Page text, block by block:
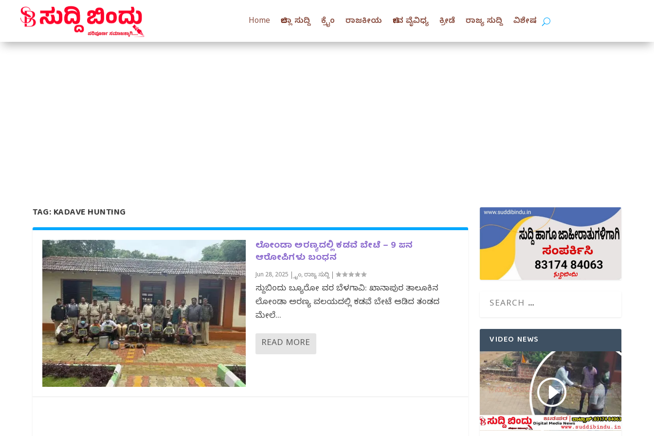
Home ಜಿಲ್ಲಾ ಸುದ್ದಿ ಕ್ರೈಂ ರಾಜಕೀಯ ಜೀವ ವೈವಿಧ್ಯ ಕ್ರೀಡೆ ರಾಜ್ಯ ಸುದ್ದಿ ವಿಶೇಷ
TAG:KADAVE HUNTING
ಲೋಂಡಾ ಅರಣ್ಯದಲ್ಲಿ ಕಡವೆ ಬೇಟೆ – 9 ಜನ
ಆರೋಪಿಗಳು ಬಂಧನ
Jun 28, 2025 |ಕ್ರೈಂ,ರಾಜ್ಯ ಸುದ್ದಿ|
ಸುದ್ದಿಬಿಂದು ಬ್ಯೂರೋ ವರದಿ ಬೆಳಗಾವಿ: ಖಾನಾಪುರ ತಾಲೂಕಿನ
ಲೋಂಡಾ ಅರಣ್ಯ ವಲಯದಲ್ಲಿ ಕಡವೆ ಬೇಟೆ ಆಡಿದ ತಂಡದ
ಮೇಲೆ...
READ MORE VIDEO NEWS